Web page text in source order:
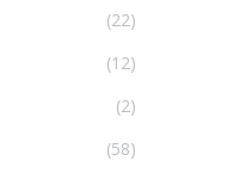
(22)
(12)
(2)
(58)